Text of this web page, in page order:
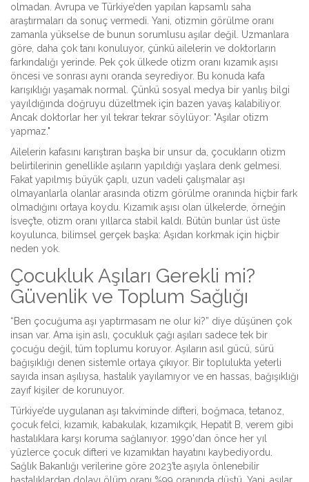
olmadan. Avrupa ve Türkiye’den yapılan kapsamlı saha
araştırmaları da sonuç vermedi. Yani, otizmin görülme oranı
zamanla yükselse de bunun sorumlusu aşılar değil. Uzmanlara
göre, daha çok tanı konuluyor, çünkü ailelerin ve doktorların
farkındalığı yerinde. Pek çok ülkede otizm oranı kızamık aşısı
öncesi ve sonrası aynı oranda seyrediyor. Bu konuda kafa
karışıklığı yaşamak normal. Çünkü sosyal medya bir yanlış bilgi
yayıldığında doğruyu düzeltmek için bazen yavaş kalabiliyor.
Ancak doktorlar her yıl tekrar tekrar söylüyor: "Aşılar otizm
yapmaz."
Ailelerin kafasını karıştıran başka bir unsur da, çocukların otizm
belirtilerinin genellikle aşıların yapıldığı yaşlara denk gelmesi.
Fakat yapılmış büyük çaplı, uzun vadeli çalışmalar aşı
olmayanlarla olanlar arasında otizm görülme oranında hiçbir fark
olmadığını ortaya koydu. Kızamık aşısı olan ülkelerde, örneğin
İsveç’te, otizm oranı yıllarca stabil kaldı. Bütün bunlar üst üste
koyulunca, bilimsel gerçek başka: Aşıdan korkmak için hiçbir
neden yok.
Çocukluk Aşıları Gerekli mi?
Güvenlik ve Toplum Sağlığı
“Ben çocuğuma aşı yaptırmasam ne olur ki?” diye düşünen çok
insan var. Ama işin aslı, çocukluk çağı aşıları sadece tek bir
çocuğu değil, tüm toplumu koruyor. Aşıların asıl gücü, sürü
bağışıklığı denen sistemle ortaya çıkıyor. Bir toplulukta yeterli
sayıda insan aşılıysa, hastalık yayılamıyor ve en hassas, bağışıklığı
zayıf kişiler de korunuyor.
Türkiye’de uygulanan aşı takviminde difteri, boğmaca, tetanoz,
çocuk felci, kızamık, kabakulak, kızamıkçık, Hepatit B, verem gibi
hastalıklara karşı koruma sağlanıyor. 1990'dan önce her yıl
yüzlerce çocuk difteri ve kızamıktan hayatını kaybediyordu.
Sağlık Bakanlığı verilerine göre 2023’te aşıyla önlenebilir